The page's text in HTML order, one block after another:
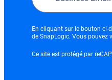
En cliquant sur le bouton ci-
de SnapLogic. Vous pouvez
Ce site est protégé par